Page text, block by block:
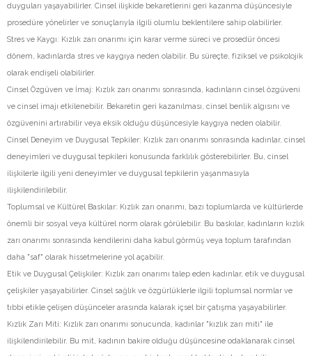
duyguları yaşayabilirler. Cinsel ilişkide bekaretlerini geri kazanma düşüncesiyle
prosedüre yönelirler ve sonuçlarıyla ilgili olumlu beklentilere sahip olabilirler.
Stres ve Kaygı: Kızlık zarı onarımı için karar verme süreci ve prosedür öncesi
dönem, kadınlarda stres ve kaygıya neden olabilir. Bu süreçte, fiziksel ve psikolojik
olarak endişeli olabilirler.
Cinsel Özgüven ve İmaj: Kızlık zarı onarımı sonrasında, kadınların cinsel özgüveni
ve cinsel imajı etkilenebilir. Bekaretin geri kazanılması, cinsel benlik algısını ve
özgüvenini artırabilir veya eksik olduğu düşüncesiyle kaygıya neden olabilir.
Cinsel Deneyim ve Duygusal Tepkiler: Kızlık zarı onarımı sonrasında kadınlar, cinsel
deneyimleri ve duygusal tepkileri konusunda farklılık gösterebilirler. Bu, cinsel
ilişkilerle ilgili yeni deneyimler ve duygusal tepkilerin yaşanmasıyla
ilişkilendirilebilir.
Toplumsal ve Kültürel Baskılar: Kızlık zarı onarımı, bazı toplumlarda ve kültürlerde
önemli bir sosyal veya kültürel norm olarak görülebilir. Bu baskılar, kadınların kızlık
zarı onarımı sonrasında kendilerini daha kabul görmüş veya toplum tarafından
daha "saf" olarak hissetmelerine yol açabilir.
Etik ve Duygusal Çelişkiler: Kızlık zarı onarımı talep eden kadınlar, etik ve duygusal
çelişkiler yaşayabilirler. Cinsel sağlık ve özgürlüklerle ilgili toplumsal normlar ve
tıbbi etikle çelişen düşünceler arasında kalarak içsel bir çatışma yaşayabilirler.
Kızlık Zarı Miti: Kızlık zarı onarımı sonucunda, kadınlar "kızlık zarı miti" ile
ilişkilendirilebilir. Bu mit, kadının bakire olduğu düşüncesine odaklanarak cinsel